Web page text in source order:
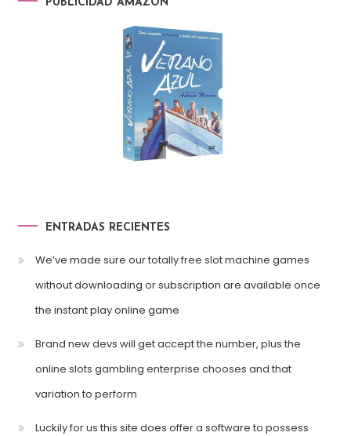
PUBLICIDAD AMAZON
ENTRADAS RECIENTES
We’ve made sure our totally free slot machine games
without downloading or subscription are available once
the instant play online game
Brand new devs will get accept the number, plus the
online slots gambling enterprise chooses and that
variation to perform
Luckily for us this site does offer a software to possess